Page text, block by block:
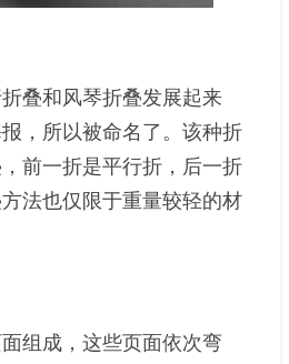
叠和风琴折叠发展起来
，所以被命名了。该种折
前一折是平行折，后一折
法也仅限于重量较轻的材
组成，这些页面依次弯